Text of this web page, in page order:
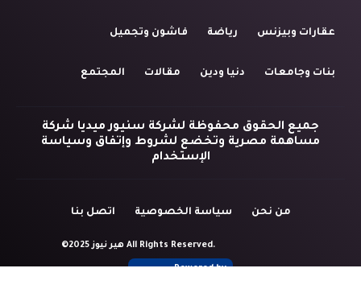
عقارات وبيزنس رياضة فاشون وتجميل
بنات وجامعات دنيا ودين مقالات المجتمع
جميع الحقوق محفوظة لشركة سنيور ميديا شركة
مساهمة مصرية وتخضع لشروط وإتفاق وسياسة
الإستخدام
من نحن سياسة الخصوصية اتصل بنا
©2025 هير نيوز All Rights Reserved.
Powered by